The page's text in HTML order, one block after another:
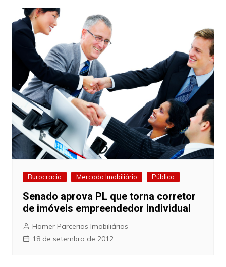
Burocracia Mercado Imobiliário Público
Senado aprova PL que torna corretor
de imóveis empreendedor individual
Homer Parcerias Imobiliárias
18 de setembro de 2012